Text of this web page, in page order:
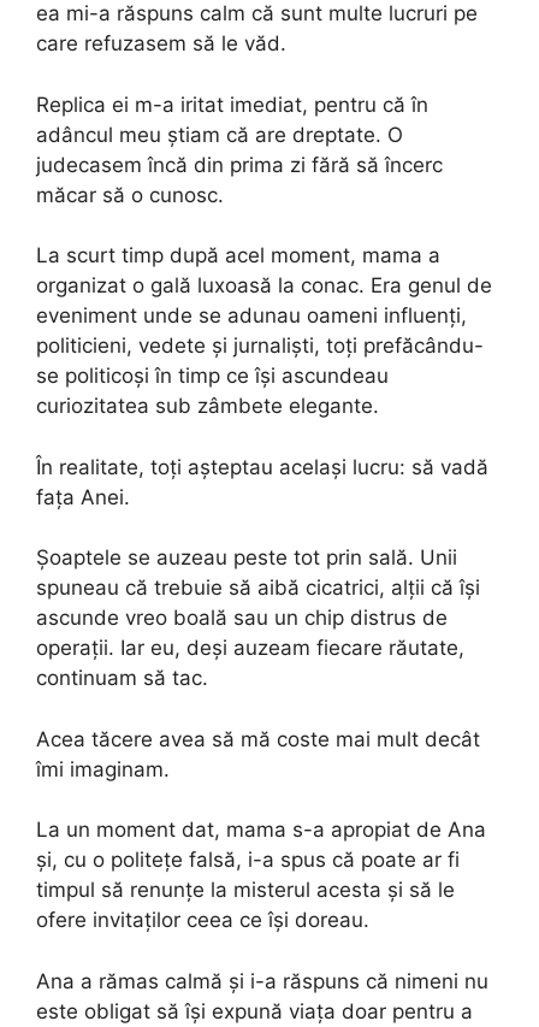
ea mi-a răspuns calm că sunt multe lucruri pe
care refuzasem să le văd.
Replica ei m-a iritat imediat, pentru că în
adâncul meu știam că are dreptate. O
judecasem încă din prima zi fără să încerc
măcar să o cunosc.
La scurt timp după acel moment, mama a
organizat o gală luxoasă la conac. Era genul de
eveniment unde se adunau oameni influenți,
politicieni, vedete și jurnaliști, toți prefăcându-
se politicoși în timp ce își ascundeau
curiozitatea sub zâmbete elegante.
În realitate, toți așteptau același lucru: să vadă
fața Anei.
Șoaptele se auzeau peste tot prin sală. Unii
spuneau că trebuie să aibă cicatrici, alții că își
ascunde vreo boală sau un chip distrus de
operații. Iar eu, deși auzeam fiecare răutate,
continuam să tac.
Acea tăcere avea să mă coste mai mult decât
îmi imaginam.
La un moment dat, mama s-a apropiat de Ana
și, cu o politețe falsă, i-a spus că poate ar fi
timpul să renunțe la misterul acesta și să le
ofere invitaților ceea ce își doreau.
Ana a rămas calmă și i-a răspuns că nimeni nu
este obligat să își expună viața doar pentru a